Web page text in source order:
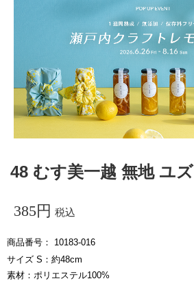
48 むす美一越 無地 ユズ
385 税込
商品番号
10183-016
サイズ S：約48cm
素材：ポリエステル100%